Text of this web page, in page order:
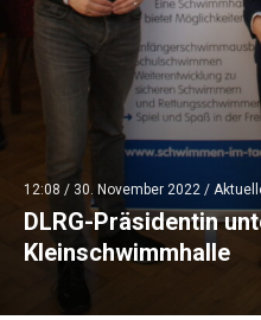
12:08 / 30. November 2022 /
DLRG-Präsidentin
Kleinschwimmhalle